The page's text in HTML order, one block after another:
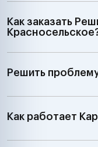
Как заказать
Решить
Как работает